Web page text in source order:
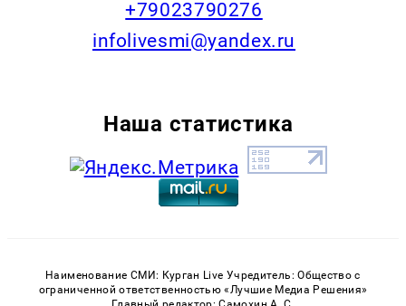
+79023790276
infolivesmi@yandex.ru
Наша статистика
Наименование СМИ: Курган Live Учредитель: Общество с
ограниченной ответственностью «Лучшие Медиа Решения»